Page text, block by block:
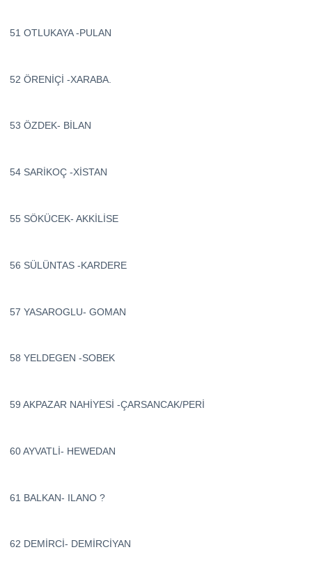
51 OTLUKAYA -PULAN
52 ÖRENİÇİ -XARABA.
53 ÖZDEK- BİLAN
54 SARİKOÇ -XİSTAN
55 SÖKÜCEK- AKKİLİSE
56 SÜLÜNTAS -KARDERE
57 YASAROGLU- GOMAN
58 YELDEGEN -SOBEK
59 AKPAZAR NAHİYESİ -ÇARSANCAK/PERİ
60 AYVATLİ- HEWEDAN
61 BALKAN- ILANO ?
62 DEMİRCİ- DEMİRCİYAN